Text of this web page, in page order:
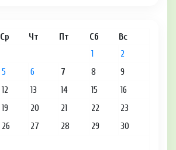
Ср Чт Пт Сб Вс
1
2
5 6 7 8
9
12 13 14 15
16
19 20 21 22
23
26 27 28 29
30